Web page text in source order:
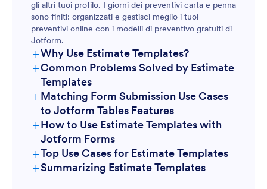
gli altri tuoi profilo. I giorni dei preventivi carta e penna
sono finiti: organizzati e gestisci meglio i tuoi
preventivi online con i modelli di preventivo gratuiti di
Jotform.
+Why Use Estimate Templates?
+Common Problems Solved by Estimate
Templates
+Matching Form Submission Use Cases
to Jotform Tables Features
+How to Use Estimate Templates with
Jotform Forms
+Top Use Cases for Estimate Templates
For Form Owners:
+Summarizing Estimate Templates